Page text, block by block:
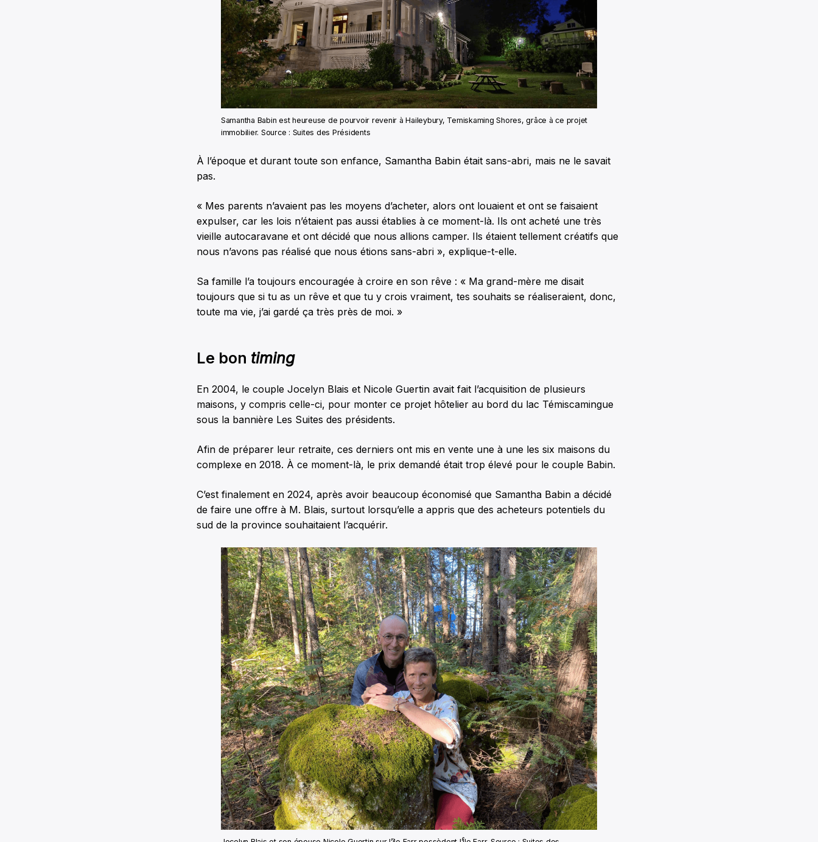
Samantha Babin est heureuse de pourvoir revenir à Haileybury, Temiskaming Shores, grâce à ce projet
immobilier. Source : Suites des Présidents
À l’époque et durant toute son enfance, Samantha Babin était sans-abri, mais ne le savait
pas.
« Mes parents n’avaient pas les moyens d’acheter, alors ont louaient et ont se faisaient
expulser, car les lois n’étaient pas aussi établies à ce moment-là. Ils ont acheté une très
vieille autocaravane et ont décidé que nous allions camper. Ils étaient tellement créatifs que
nous n’avons pas réalisé que nous étions sans-abri », explique-t-elle.
Sa famille l’a toujours encouragée à croire en son rêve : « Ma grand-mère me disait
toujours que si tu as un rêve et que tu y crois vraiment, tes souhaits se réaliseraient, donc,
toute ma vie, j’ai gardé ça très près de moi. »
Le bon timing
En 2004, le couple Jocelyn Blais et Nicole Guertin avait fait l’acquisition de plusieurs
maisons, y compris celle-ci, pour monter ce projet hôtelier au bord du lac Témiscamingue
sous la bannière Les Suites des présidents.
Afin de préparer leur retraite, ces derniers ont mis en vente une à une les six maisons du
complexe en 2018. À ce moment-là, le prix demandé était trop élevé pour le couple Babin.
C’est finalement en 2024, après avoir beaucoup économisé que Samantha Babin a décidé
de faire une offre à M. Blais, surtout lorsqu’elle a appris que des acheteurs potentiels du
sud de la province souhaitaient l’acquérir.